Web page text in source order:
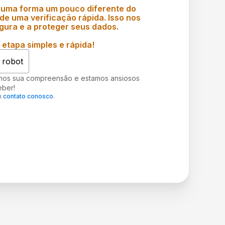
forma um pouco diferente do
uma verificação rápida. Isso nos
e a proteger seus dados.
simples e rápida!
robot
sua compreensão e estamos ansiosos
contato conosco.